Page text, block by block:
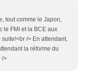
tout comme le Japon,
le FMI et la BCE aux
/> En attendant,
la réforme du
/>